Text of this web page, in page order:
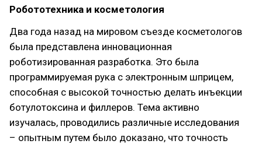
Робототехника и косметология
Два года назад на мировом съезде косметологов
была представлена инновационная
роботизированная разработка. Это была
программируемая рука с электронным шприцем,
способная с высокой точностью делать инъекции
ботулотоксина и филлеров. Тема активно
изучалась, проводились различные исследования
– опытным путем было доказано, что точность